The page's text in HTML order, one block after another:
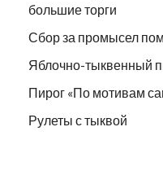
большие торги
Сбор за промысел
Яблочно-тыквенный
Пирог «По мотивам
Рулеты с тыквой